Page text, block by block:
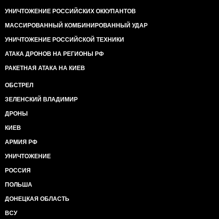
УНИЧТОЖЕНИЕ РОССИЙСКИХ ОККУПАНТОВ
МАССИРОВАННЫЙ КОМБИНИРОВАННЫЙ УДАР
УНИЧТОЖЕНИЕ РОССИЙСКОЙ ТЕХНИКИ
АТАКА ДРОНОВ НА РЕГИОНЫ РФ
РАКЕТНАЯ АТАКА НА КИЕВ
ОБСТРЕЛ
ЗЕЛЕНСКИЙ ВЛАДИМИР
ДРОНЫ
КИЕВ
АРМИЯ РФ
УНИЧТОЖЕНИЕ
РОССИЯ
ПОЛЬША
ДОНЕЦКАЯ ОБЛАСТЬ
ВСУ